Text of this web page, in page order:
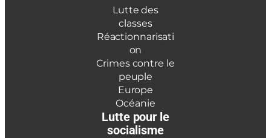
Lutte des
classes
Réactionnarisati
on
Crimes contre le
peuple
Europe
Océanie
Lutte pour le
socialisme